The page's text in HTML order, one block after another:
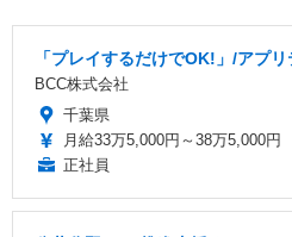
「プレイするだけでOK!」/アプ
BCC株式会社
千葉県
月給33万5,000円～38万5,000円
正社員